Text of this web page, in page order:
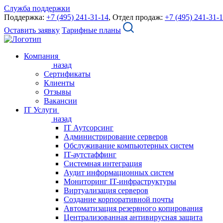
Служба поддержки
Поддержка: +7 (495) 241-31-14, Отдел продаж: +7 (495) 241-31-
Оставить заявку Тарифные планы
Компания
назад
Сертификаты
Клиенты
Отзывы
Вакансии
IT Услуги
назад
IT Аутсорсинг
Администрирование серверов
Обслуживание компьютерных систем
IT-аутстаффинг
Системная интеграция
Аудит информационных систем
Мониторинг IT-инфраструктуры
Виртуализация серверов
Создание корпоративной почты
Автоматизация резервного копирования
Централизованная антивирусная защита